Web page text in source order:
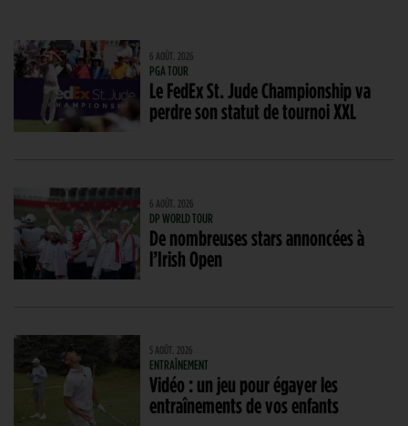
6 AOÛT. 2026
PGA TOUR
Le FedEx St. Jude Championship va
perdre son statut de tournoi XXL
6 AOÛT. 2026
DP WORLD TOUR
De nombreuses stars annoncées à
l’Irish Open
5 AOÛT. 2026
ENTRAÎNEMENT
Vidéo : un jeu pour égayer les
entraînements de vos enfants